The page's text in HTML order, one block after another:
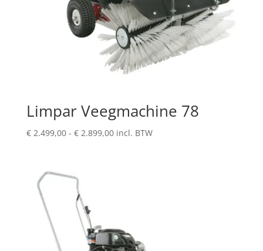
Limpar Veegmachine 78
€2.499,00 - €2.899,00Prijsklasse:
incl. BTW